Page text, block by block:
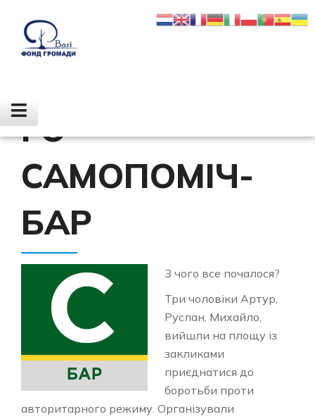
ГО
САМОПОМІЧ-
БАР
З чого все почалося?
Три чоловіки Артур,
Руслан, Михайло,
вийшли на площу із
закликами
приєднатися до
боротьби проти
авторитарного режиму. Організували